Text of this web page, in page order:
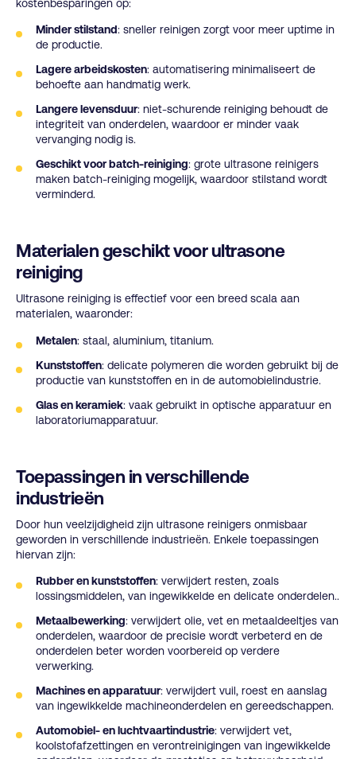
kostenbesparingen op:
Minder stilstand: sneller reinigen zorgt voor meer uptime in
de productie.
Lagere arbeidskosten: automatisering minimaliseert de
behoefte aan handmatig werk.
Langere levensduur: niet-schurende reiniging behoudt de
integriteit van onderdelen, waardoor er minder vaak
vervanging nodig is.
Geschikt voor batch-reiniging: grote ultrasone reinigers
maken batch-reiniging mogelijk, waardoor stilstand wordt
verminderd.
Materialen geschikt voor ultrasone
reiniging
Ultrasone reiniging is effectief voor een breed scala aan
materialen, waaronder:
Metalen: staal, aluminium, titanium.
Kunststoffen: delicate polymeren die worden gebruikt bij de
productie van kunststoffen en in de automobielindustrie.
Glas en keramiek: vaak gebruikt in optische apparatuur en
laboratoriumapparatuur.
Toepassingen in verschillende
industrieën
Door hun veelzijdigheid zijn ultrasone reinigers onmisbaar
geworden in verschillende industrieën. Enkele toepassingen
hiervan zijn:
Rubber en kunststoffen: verwijdert resten, zoals
lossingsmiddelen, van ingewikkelde en delicate onderdelen..
Metaalbewerking: verwijdert olie, vet en metaaldeeltjes van
onderdelen, waardoor de precisie wordt verbeterd en de
onderdelen beter worden voorbereid op verdere
verwerking.
Machines en apparatuur: verwijdert vuil, roest en aanslag
van ingewikkelde machineonderdelen en gereedschappen.
Automobiel- en luchtvaartindustrie: verwijdert vet,
koolstofafzettingen en verontreinigingen van ingewikkelde